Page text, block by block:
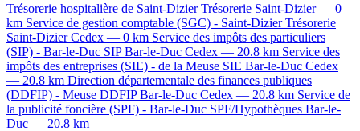
Trésorerie hospitalière de Saint-Dizier Trésorerie Saint-Dizier — 0
km Service de gestion comptable (SGC) - Saint-Dizier Trésorerie
Saint-Dizier Cedex — 0 km Service des impôts des particuliers
(SIP) - Bar-le-Duc SIP Bar-le-Duc Cedex — 20.8 km Service des
impôts des entreprises (SIE) - de la Meuse SIE Bar-le-Duc Cedex
— 20.8 km Direction départementale des finances publiques
(DDFIP) - Meuse DDFIP Bar-le-Duc Cedex — 20.8 km Service de
la publicité foncière (SPF) - Bar-le-Duc SPF/Hypothèques Bar-le-
Duc — 20.8 km